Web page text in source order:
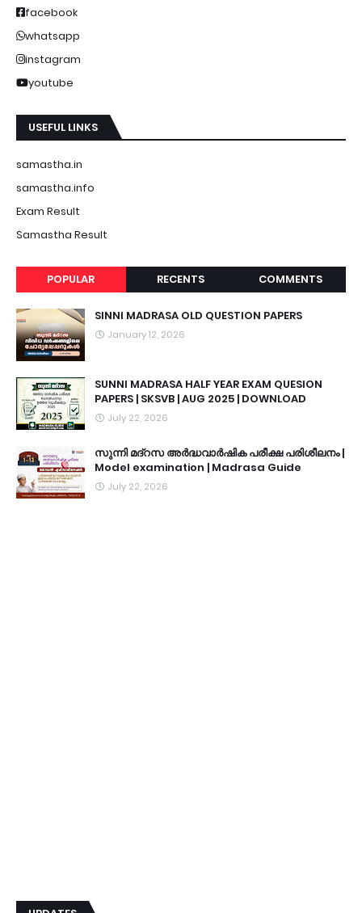
facebook
whatsapp
instagram
youtube
USEFUL LINKS
samastha.in
samastha.info
Exam Result
Samastha Result
POPULAR RECENTS COMMENTS
SINNI MADRASA OLD QUESTION PAPERS
January 12, 2026
SUNNI MADRASA HALF YEAR EXAM QUESION
PAPERS | SKSVB | AUG 2025 | DOWNLOAD
July 22, 2026
സുന്നി മദ്റസ അർദ്ധവാർഷിക പരീക്ഷ പരിശീലനം |
Model examination | Madrasa Guide
July 22, 2026